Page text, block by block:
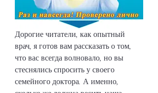
Дорогие читатели, как опытный
врач, я готов вам рассказать о том,
что вас всегда волновало, но вы
стеснялись спросить у своего
семейного доктора. А именно,